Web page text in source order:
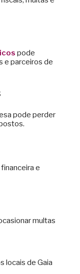
pode
e parceiros de
pode perder
e
multas
locais de Gaia